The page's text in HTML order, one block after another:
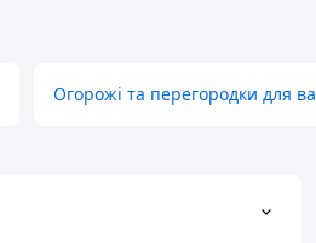
Огорожі та перегородки для